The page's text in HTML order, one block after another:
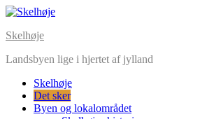
Skip
content
Skelhøje
Landsbyen lige i hjertet af jylland
Skelhøje
Det sker
Byen og lokalområdet